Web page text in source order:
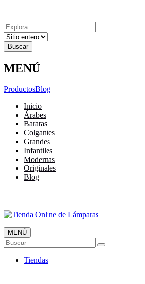
Resultados
para
MENÚ
ProductosBlog
Inicio
Árabes
Baratas
Colgantes
Grandes
Infantiles
Modernas
Originales
Blog
Tienda Online de Lámparas
TOP en Ventas
MENÚ
Buscar
Tiendas